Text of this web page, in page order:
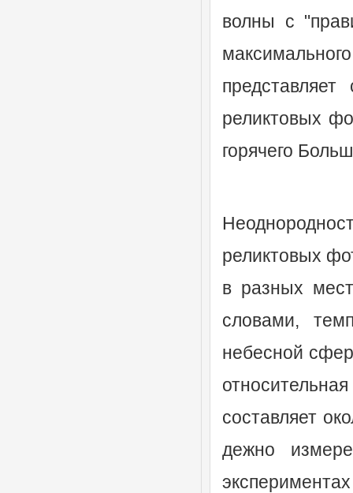
волны с
реликтовых
горячего
реликтовых
в разных
словами,
небесной
составляет
дежно